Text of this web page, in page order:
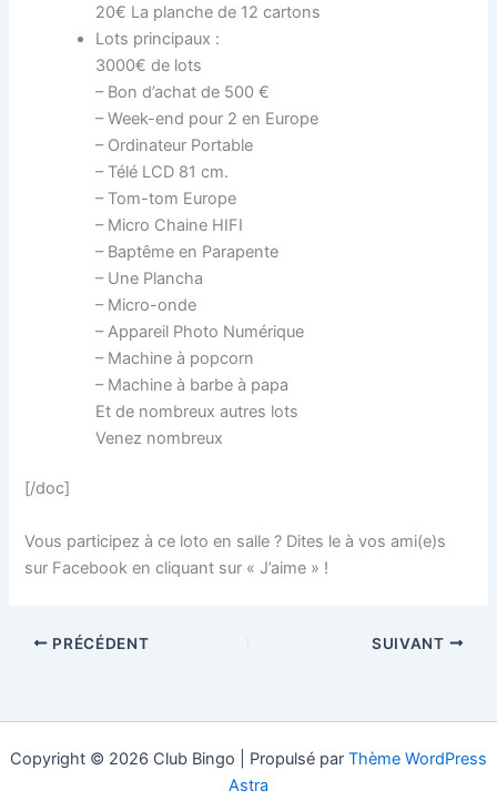
20€ La planche de 12 cartons
Lots principaux :
3000€ de lots
– Bon d’achat de 500 €
– Week-end pour 2 en Europe
– Ordinateur Portable
– Télé LCD 81 cm.
– Tom-tom Europe
– Micro Chaine HIFI
– Baptême en Parapente
– Une Plancha
– Micro-onde
– Appareil Photo Numérique
– Machine à popcorn
– Machine à barbe à papa
Et de nombreux autres lots
Venez nombreux
[/doc]
Vous participez à ce loto en salle ? Dites le à vos ami(e)s
sur Facebook en cliquant sur « J’aime » !
PRÉCÉDENT SUIVANT
Copyright © 2026 Club Bingo | Propulsé par Thème WordPress
Astra